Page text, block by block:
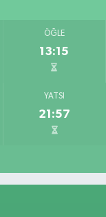
ÖĞLE
13:15
YATSI
21:57